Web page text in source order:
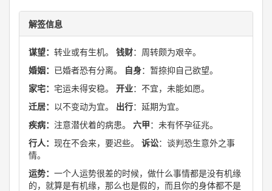
解签信息
谋望： 转业或有生机。 钱财：周转颇为艰辛。
婚姻： 已婚者恐有分离。 自身：暂捺抑自己欲望。
家宅： 宅运未得安稳。 开业：不宜，未能如愿。
迁居： 以不变动为宜。 出行：延期为宜。
疾病： 注意潜伏着的病患。 六甲：未有怀孕征兆。
行人： 现在不会来，要迟些。 诉讼：谈判恐生意外之事
情。
运势： 一个人运势很差的时候，做什么事情都是没有机缘
的，就算是有机缘，那么也是假的，而且你的身体都不是